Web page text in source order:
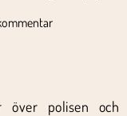
över polisen och